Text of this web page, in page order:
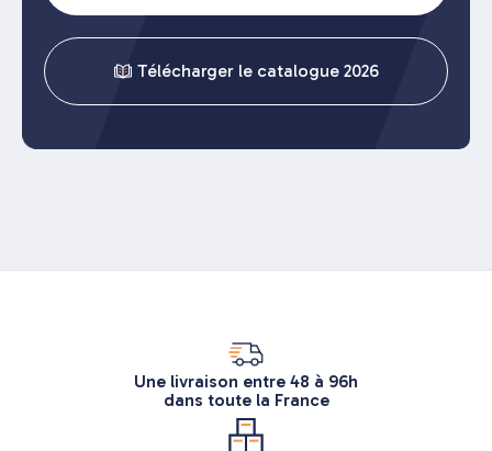
Télécharger le catalogue 2026
Une livraison entre 48 à 96h
dans toute la France